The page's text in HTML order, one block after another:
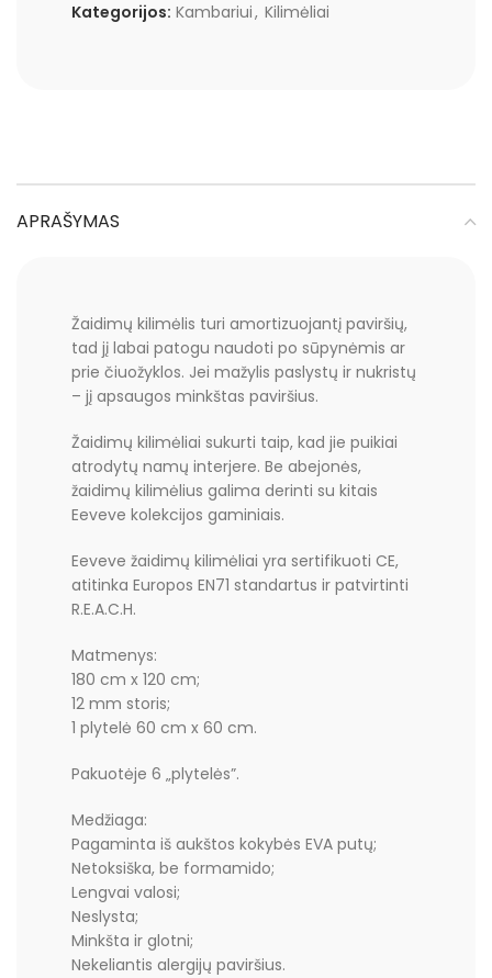
Kategorijos: Kambariui, Kilimėliai
APRAŠYMAS
Žaidimų kilimėlis turi amortizuojantį paviršių,
tad jį labai patogu naudoti po sūpynėmis ar
prie čiuožyklos. Jei mažylis paslystų ir nukristų
– jį apsaugos minkštas paviršius.
Žaidimų kilimėliai sukurti taip, kad jie puikiai
atrodytų namų interjere. Be abejonės,
žaidimų kilimėlius galima derinti su kitais
Eeveve kolekcijos gaminiais.
Eeveve žaidimų kilimėliai yra sertifikuoti CE,
atitinka Europos EN71 standartus ir patvirtinti
R.E.A.C.H.
Matmenys:
180 cm x 120 cm;
12 mm storis;
1 plytelė 60 cm x 60 cm.
Pakuotėje 6 „plytelės”.
Medžiaga:
Pagaminta iš aukštos kokybės EVA putų;
Netoksiška, be formamido;
Lengvai valosi;
Neslysta;
Minkšta ir glotni;
Nekeliantis alergijų paviršius.